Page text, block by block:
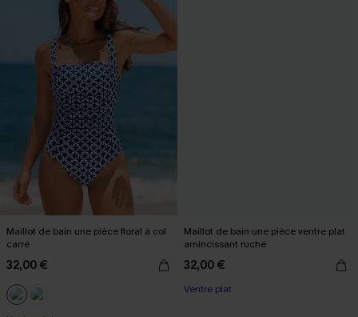
Maillot de bain une pièce floral à col
carré
32,00 €
Maillot de bain une pièce ventre plat
amincissant ruché
32,00 €
Ventre plat